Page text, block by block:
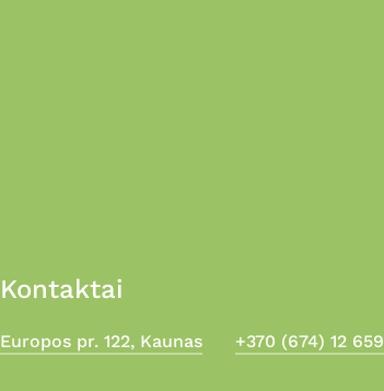
Kontaktai
Europos pr. 122, Kaunas +370 (674) 12 659